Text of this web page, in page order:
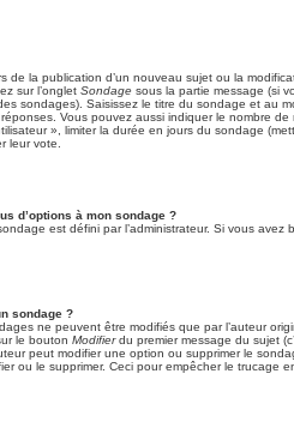
de la publication d’un nouveau sujet ou la
sur l’onglet Sondage sous la partie message (si
sondages). Saisissez le titre du sondage et au
Vous pouvez aussi indiquer le nombre de
», limiter la durée en jours du sondage
leur vote.
d’options à mon sondage ?
est défini par l’administrateur. Si vous avez
sondage ?
ne peuvent être modifiés que par l’auteur
le bouton Modifierdu premier message du sujet
peut modifier une option ou supprimer le
ou le supprimer. Ceci pour empêcher le trucage